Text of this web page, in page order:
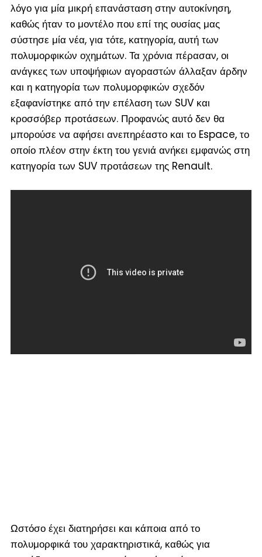
λόγο για μία μικρή επανάσταση στην αυτοκίνηση,
καθώς ήταν το μοντέλο που επί της ουσίας μας
σύστησε μία νέα, για τότε, κατηγορία, αυτή των
πολυμορφικών οχημάτων. Τα χρόνια πέρασαν, οι
ανάγκες των υποψήφιων αγοραστών άλλαξαν άρδην
και η κατηγορία των πολυμορφικών σχεδόν
εξαφανίστηκε από την επέλαση των SUV και
κροσσόβερ προτάσεων. Προφανώς αυτό δεν θα
μπορούσε να αφήσει ανεπηρέαστο και το Espace, το
οποίο πλέον στην έκτη του γενιά ανήκει εμφανώς στη
κατηγορία των SUV προτάσεων της Renault.
Ωστόσο έχει διατηρήσει και κάποια από το
πολυμορφικά του χαρακτηριστικά, καθώς για